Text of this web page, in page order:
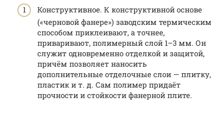
Конструктивное. К конструктивной основе
(«черновой фанере») заводским термическим
способом приклеивают, а точнее,
приваривают, полимерный слой 1–3 мм. Он
служит одновременно отделкой и защитой,
причём позволяет наносить
дополнительные отделочные слои — плитку,
пластик и т. д. Сам полимер придаёт
прочности и стойкости фанерной плите.